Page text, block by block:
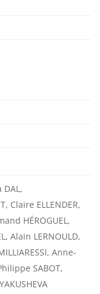
DAL,
Claire ELLENDER,
HÉROGUEL,
Alain LERNOULD,
Anne-
SABOT,